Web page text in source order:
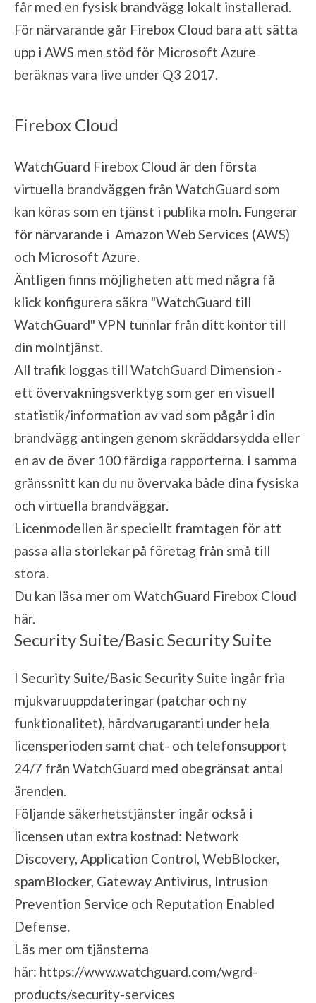
får med en fysisk brandvägg lokalt installerad.
För närvarande går Firebox Cloud bara att sätta
upp i AWS men stöd för Microsoft Azure
beräknas vara live under Q3 2017.
Firebox Cloud
WatchGuard Firebox Cloud är den första
virtuella brandväggen från WatchGuard som
kan köras som en tjänst i publika moln. Fungerar
för närvarande i Amazon Web Services (AWS)
och Microsoft Azure.
Äntligen finns möjligheten att med några få
klick konfigurera säkra "WatchGuard till
WatchGuard" VPN tunnlar från ditt kontor till
din molntjänst.
All trafik loggas till WatchGuard Dimension -
ett övervakningsverktyg som ger en visuell
statistik/information av vad som pågår i din
brandvägg antingen genom skräddarsydda eller
en av de över 100 färdiga rapporterna. I samma
gränssnitt kan du nu övervaka både dina fysiska
och virtuella brandväggar.
Licenmodellen är speciellt framtagen för att
passa alla storlekar på företag från små till
stora.
Du kan läsa mer om WatchGuard Firebox Cloud
här.
Security Suite/Basic Security Suite
I Security Suite/Basic Security Suite ingår fria
mjukvaruuppdateringar (patchar och ny
funktionalitet), hårdvarugaranti under hela
licensperioden samt chat- och telefonsupport
24/7 från WatchGuard med obegränsat antal
ärenden.
Följande säkerhetstjänster ingår också i
licensen utan extra kostnad: Network
Discovery, Application Control, WebBlocker,
spamBlocker, Gateway Antivirus, Intrusion
Prevention Service och Reputation Enabled
Defense.
Läs mer om tjänsterna
här: https://www.watchguard.com/wgrd-
products/security-services